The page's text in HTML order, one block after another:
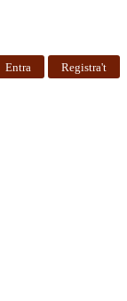
Entra Registra't